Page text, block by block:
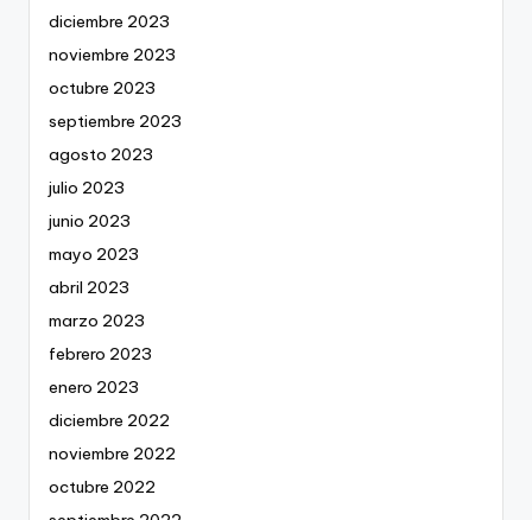
diciembre 2023
noviembre 2023
octubre 2023
septiembre 2023
agosto 2023
julio 2023
junio 2023
mayo 2023
abril 2023
marzo 2023
febrero 2023
enero 2023
diciembre 2022
noviembre 2022
octubre 2022